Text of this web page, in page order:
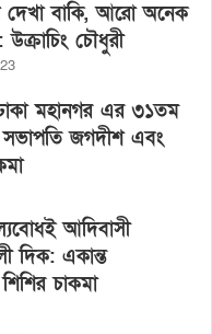
দেখা বাকি, আরো অনেক
চৌধুরী
ঢাকা মহানগর এর ৩১তম
সভাপতি জগদীশ এবং
আদিবাসী
দিক: একান্ত
চাকমা